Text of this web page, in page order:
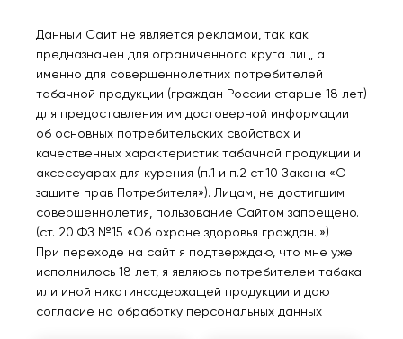
VOZOL STAR PRO 26000
Манго со льдом 2%
980₽
VOZOL STAR PRO 26000
Малина арбуз 2%
980₽
Данный Сайт не является рекламой, так как
предназначен для ограниченного круга лиц, а
именно для совершеннолетних потребителей
табачной продукции (граждан России старше 18 лет)
для предоставления им достоверной информации
об основных потребительских свойствах и
качественных характеристик табачной продукции и
аксессуарах для курения (п.1 и п.2 ст.10 Закона «О
защите прав Потребителя»). Лицам, не достигшим
совершеннолетия, пользование Сайтом запрещено.
(ст. 20 ФЗ №15 «Об охране здоровья граждан..»)
При переходе на сайт я подтверждаю, что мне уже
исполнилось 18 лет, я являюсь потребителем табака
или иной никотинсодержащей продукции и даю
согласие на обработку персональных данных